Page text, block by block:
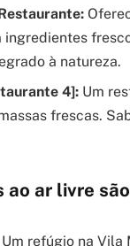
ingredientes
à natureza.
4]: Um
frescas.
ao ar livre
Um refúgio na Vila